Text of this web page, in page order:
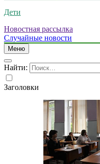
Дети
Новостная рассылка
Случайные новости
Меню
Найти:
Заголовки